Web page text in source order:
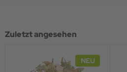
Zuletzt angesehen
NEU